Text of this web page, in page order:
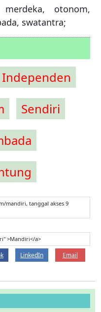
otonom,
swatantra;
Independen
Sendiri
mandiri, tanggal akses 9
>Mandiri</a>
LinkedIn
Email